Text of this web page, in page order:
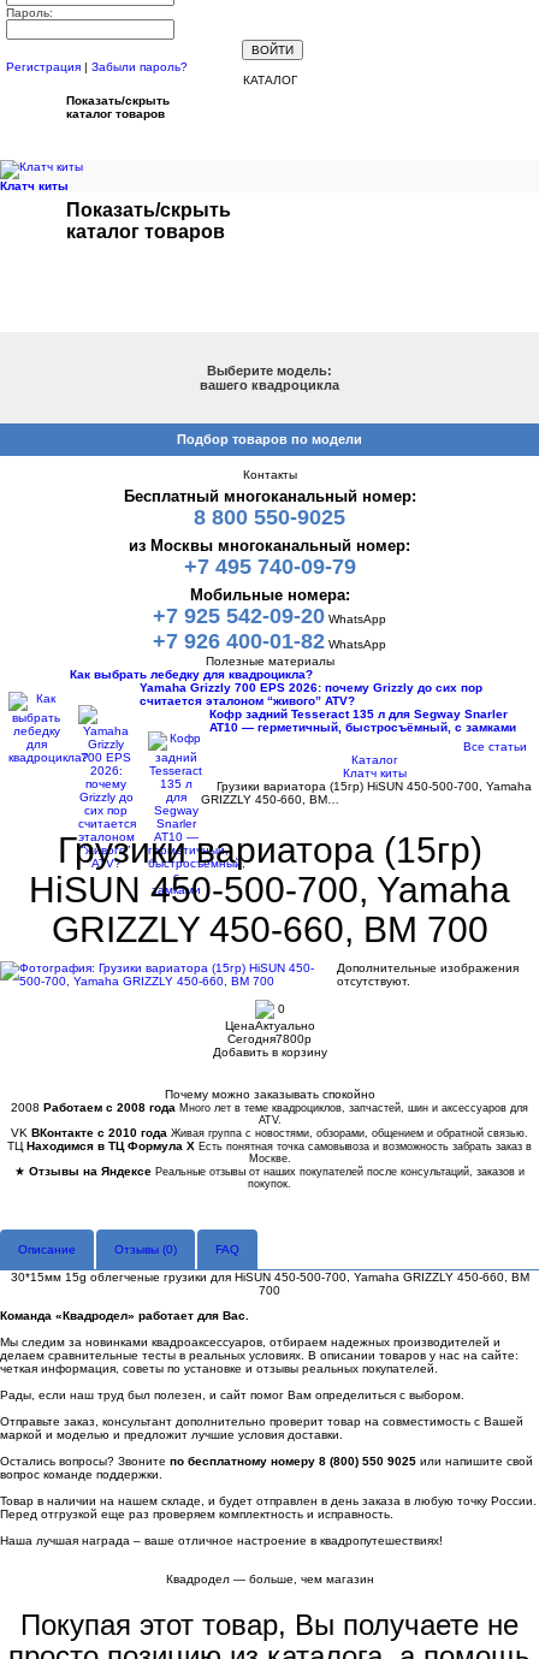
Пароль:
Регистрация
Забыли пароль?
КАТАЛОГ
Показать/скрыть
каталог товаров
Клатч киты
Показать/скрыть
каталог товаров
Выберите модель:
вашего квадроцикла
Подбор товаров по модели
Контакты
Бесплатный многоканальный номер:
8 800 550-9025
из Москвы многоканальный номер:
+7 495 740-09-79
Мобильные номера:
+7 925 542-09-20 WhatsApp
+7 926 400-01-82 WhatsApp
Полезные материалы
Как выбрать лебедку для квадроцикла?
Yamaha Grizzly 700 EPS 2026: почему Grizzly до сих пор
считается эталоном “живого” ATV?
Кофр задний Tesseract 135 л для Segway Snarler
AT10 — герметичный, быстросъёмный, с замками
Все статьи
Каталог
Клатч киты
Грузики вариатора (15гр) HiSUN 450-500-700, Yamaha
GRIZZLY 450-660, ВМ…
Грузики вариатора (15гр)
HiSUN 450-500-700, Yamaha
GRIZZLY 450-660, ВМ 700
Дополнительные изображения
отсутствуют.
0
ЦенаАктуально
Сегодня7800p
Добавить в корзину
Почему можно заказывать спокойно
2008 Работаем с 2008 года Много лет в теме квадроциклов, запчастей, шин и аксессуаров для
ATV.
VK ВКонтакте с 2010 года Живая группа с новостями, обзорами, общением и обратной связью.
ТЦ Находимся в ТЦ Формула Х Есть понятная точка самовывоза и возможность забрать заказ в
Москве.
★ Отзывы на Яндексе Реальные отзывы от наших покупателей после консультаций, заказов и
покупок.
Описание Отзывы (0) FAQ
30*15мм 15g облегченые грузики для HiSUN 450-500-700, Yamaha GRIZZLY 450-660, ВМ
700
Команда «Квадродел» работает для Вас.
Мы следим за новинками квадроаксессуаров, отбираем надежных производителей и
делаем сравнительные тесты в реальных условиях. В описании товаров у нас на сайте:
четкая информация, советы по установке и отзывы реальных покупателей.
Рады, если наш труд был полезен, и сайт помог Вам определиться с выбором.
Отправьте заказ, консультант дополнительно проверит товар на совместимость с Вашей
маркой и моделью и предложит лучшие условия доставки.
Остались вопросы? Звоните по бесплатному номеру 8 (800) 550 9025 или напишите свой
вопрос команде поддержки.
Товар в наличии на нашем складе, и будет отправлен в день заказа в любую точку России.
Перед отгрузкой еще раз проверяем комплектность и исправность.
Наша лучшая награда – ваше отличное настроение в квадропутешествиях!
Квадродел — больше, чем магазин
Покупая этот товар, Вы получаете не